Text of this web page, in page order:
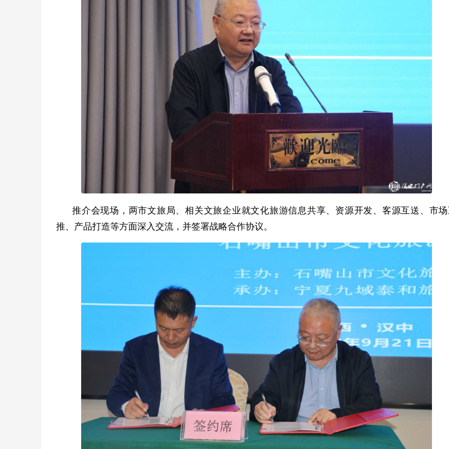
推介会现场，两市文旅局、相关文旅企业就文化旅游信息共享、资源开发、客源互送、市
推、产品打造等方面深入交流，并签署战略合作协议。